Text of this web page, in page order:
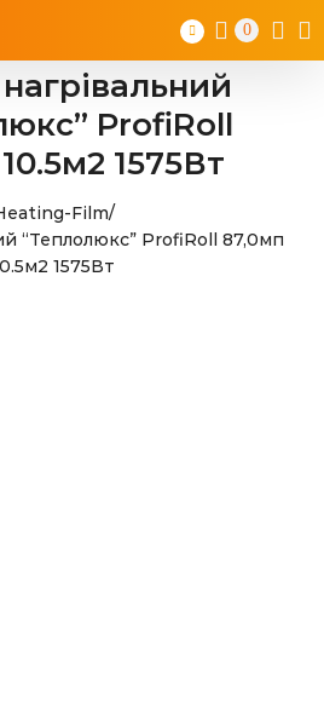
0
ProfiRoll
1575Вт
Film/
“Теплолюкс” ProfiRoll 87,0мп
1575Вт